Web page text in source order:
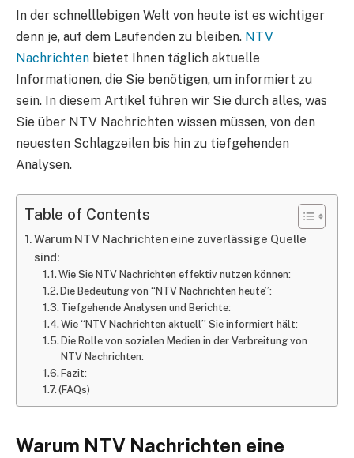
In der schnelllebigen Welt von heute ist es wichtiger
denn je, auf dem Laufenden zu bleiben. NTV
Nachrichten bietet Ihnen täglich aktuelle
Informationen, die Sie benötigen, um informiert zu
sein. In diesem Artikel führen wir Sie durch alles, was
Sie über NTV Nachrichten wissen müssen, von den
neuesten Schlagzeilen bis hin zu tiefgehenden
Analysen.
Table of Contents
Warum NTV Nachrichten eine zuverlässige Quelle
sind:
Wie Sie NTV Nachrichten effektiv nutzen können:
Die Bedeutung von “NTV Nachrichten heute”:
Tiefgehende Analysen und Berichte:
Wie “NTV Nachrichten aktuell” Sie informiert hält:
Die Rolle von sozialen Medien in der Verbreitung von
NTV Nachrichten:
Fazit:
(FAQs)
Warum NTV Nachrichten eine